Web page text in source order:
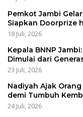
Pemkot Jambi
Siapkan Doorprize
18 Juli, 2026
Kepala BNNP
Dimulai dari
23 Juli, 2026
Nadiyah Ajak
demi Tumbuh
24 Juli, 2026